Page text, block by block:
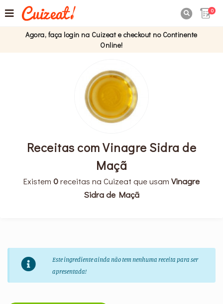
0
Agora, faça login na Cuizeat e checkout no Continente
Online!
Receitas com Vinagre Sidra de
Maçã
Existem 0receitas na Cuizeat que usam Vinagre
Sidra de Maçã
Este ingrediente ainda não tem nenhuma receita para ser
apresentada!